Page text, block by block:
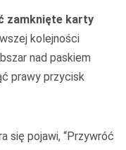
zamknięte karty
kolejności
nad paskiem
prawy przycisk
się pojawi, “Przywróć